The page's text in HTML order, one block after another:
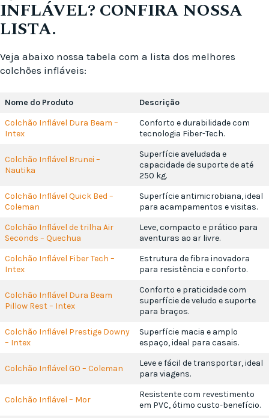
INFLÁVEL? CONFIRA NOSSA
LISTA.
Veja abaixo nossa tabela com a lista dos melhores
colchões infláveis:
Nome do Produto
Descrição
Colchão Inflável Dura Beam –
Intex
Conforto e durabilidade com
tecnologia Fiber-Tech.
Colchão Inflável Brunei –
Nautika
Superfície aveludada e
capacidade de suporte de até
250 kg.
Colchão Inflável Quick Bed –
Coleman
Superfície antimicrobiana, ideal
para acampamentos e visitas.
Colchão Inflável de trilha Air
Seconds – Quechua
Leve, compacto e prático para
aventuras ao ar livre.
Colchão Inflável Fiber Tech –
Intex
Estrutura de fibra inovadora
para resistência e conforto.
Colchão Inflável Dura Beam
Pillow Rest – Intex
Conforto e praticidade com
superfície de veludo e suporte
para braços.
Colchão Inflável Prestige Downy
– Intex
Superfície macia e amplo
espaço, ideal para casais.
Colchão Inflável GO – Coleman
Leve e fácil de transportar, ideal
para viagens.
Colchão Inflável – Mor
Resistente com revestimento
em PVC, ótimo custo-benefício.